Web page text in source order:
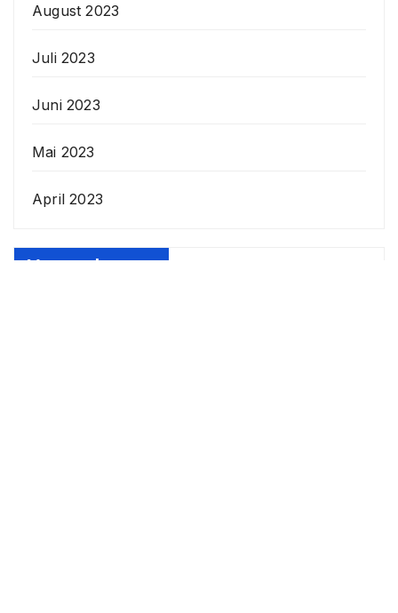
August 2023
Juli 2023
Juni 2023
Mai 2023
April 2023
Veranstaltungen